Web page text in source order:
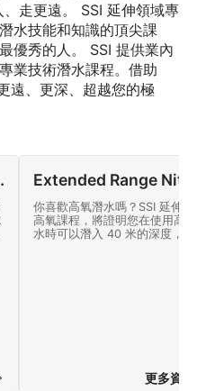
走更遠。 SSI 延伸領域專
水技能和知識的頂尖課
優秀的人。 SSI 提供業內
業技術潛水課程。借助
遠、更深、超越您的極
你喜歡高氧潛水嗎？SSI 延伸領
高氧課程，將證明您在使用高
水時可以潛入 40 米的深度，
更多資